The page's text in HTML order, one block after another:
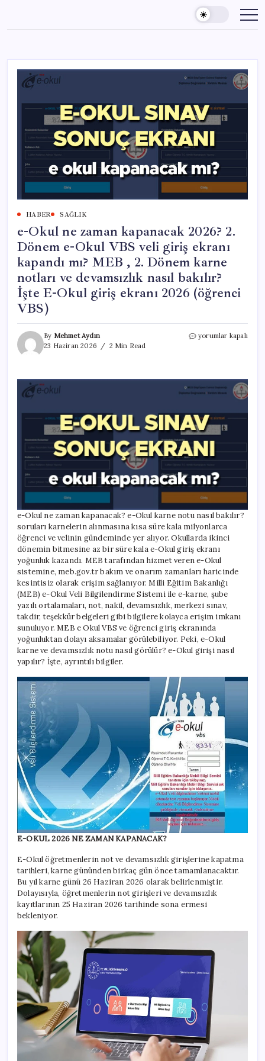
content
HABER SAĞLIK
e-Okul ne zaman kapanacak 2026? 2.
Dönem e-Okul VBS veli giriş ekranı
kapandı mı? MEB , 2. Dönem karne
notları ve devamsızlık nasıl bakılır?
İşte E-Okul giriş ekranı 2026 (öğrenci
VBS)
By Mehmet Aydın
23 Haziran 2026
2 Min Read
e-
2026?
2.
e-
Okul
VBS
veli
giriş
ekranı
kapandı
mı?
MEB
2.
Dönem
karne
notları
devamsızlık
nasıl
bakılır?
İşte
E-
Okul
giriş
ekranı
2026
(öğrenci
için
yorumlar kapalı
e-Okul ne zaman kapanacak? e-Okul karne notu nasıl bakılır?
soruları karnelerin alınmasına kısa süre kala milyonlarca
öğrenci ve velinin gündeminde yer alıyor. Okullarda ikinci
dönemin bitmesine az bir süre kala e-Okul giriş ekranı
yoğunluk kazandı. MEB tarafından hizmet veren e-Okul
sistemine, meb.gov.tr bakım ve onarım zamanları haricinde
kesintisiz olarak erişim sağlanıyor. Milli Eğitim Bakanlığı
(MEB) e-Okul Veli Bilgilendirme Sistemi ile e-karne, şube
yazılı ortalamaları, not, nakil, devamsızlık, merkezi sınav,
takdir, teşekkür belgeleri gibi bilgilere kolayca erişim imkanı
sunuluyor. MEB e Okul VBS ve öğrenci giriş ekranında
yoğunluktan dolayı aksamalar görülebiliyor. Peki, e-Okul
karne ve devamsızlık notu nasıl görülür? e-Okul girişi nasıl
yapılır? İşte, ayrıntılı bilgiler.
E-OKUL 2026 NE ZAMAN KAPANACAK?
E-Okul öğretmenlerin not ve devamsızlık girişlerine kapatma
tarihleri, karne gününden birkaç gün önce tamamlanacaktır.
Bu yıl karne günü 26 Haziran 2026 olarak belirlenmiştir.
Dolayısıyla, öğretmenlerin not girişleri ve devamsızlık
kayıtlarının 25 Haziran 2026 tarihinde sona ermesi
bekleniyor.